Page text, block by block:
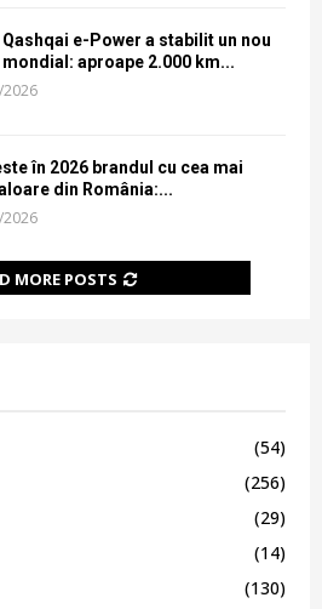
Qashqai e-Power a stabilit un nou
aproape 2.000 km...
în 2026 brandul cu cea mai
din România:...
MORE POSTS
(54)
(256)
(29)
(14)
(130)